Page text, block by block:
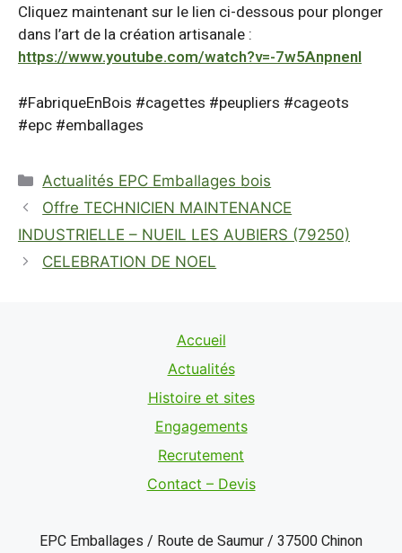
o
o
k
A
p
p
d
I
n
g
e
Cliquez maintenant sur le lien ci-dessous pour plonger
dans l’art de la création artisanale :
https://www.youtube.com/watch?v=-7w5AnpnenI
#FabriqueEnBois #cagettes #peupliers #cageots
#epc #emballages
Catégories
Actualités EPC Emballages bois
Offre TECHNICIEN MAINTENANCE
INDUSTRIELLE – NUEIL LES AUBIERS (79250)
CELEBRATION DE NOEL
Accueil
Actualités
Histoire et sites
Engagements
Recrutement
Contact – Devis
EPC Emballages / Route de Saumur / 37500 Chinon